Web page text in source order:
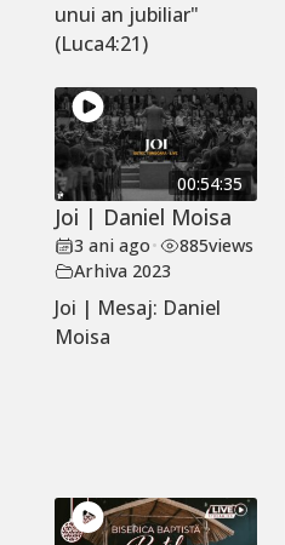
unui an jubiliar"
(Luca4:21)
00:54:35
Joi | Daniel Moisa
3 ani ago• 885views
Arhiva 2023
Joi | Mesaj: Daniel
Moisa